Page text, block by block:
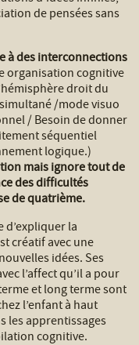
de pensées sans
à des interconnections
organisation cognitive
droit du
/mode visuo
/ Besoin de donner
séquentiel
logique.)
mais ignore tout de
des difficultés
de quatrième.
d’expliquer la
créatif avec une
idées. Ses
l’affect qu’il a pour
et long terme sont
l’enfant à haut
les apprentissages
cognitive.